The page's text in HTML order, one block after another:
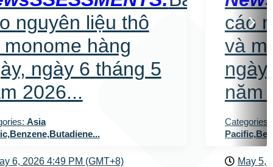
nguyên liệu thô
monome hàng
ngày 6 tháng 5
2026...
Asia
6, 2026 4:49 PM (GMT+8)
cáo
và
năm
Categories:
May 5,